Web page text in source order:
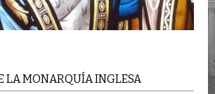
LA MONARQUÍA INGLESA